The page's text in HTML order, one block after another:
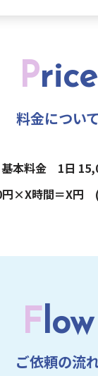
Price
料金について
基本料金 1日
円×X時間＝X円
Flow
ご依頼の流